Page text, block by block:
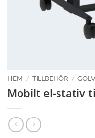
HEM / TILLBEHÖR /
Mobilt el-stativ